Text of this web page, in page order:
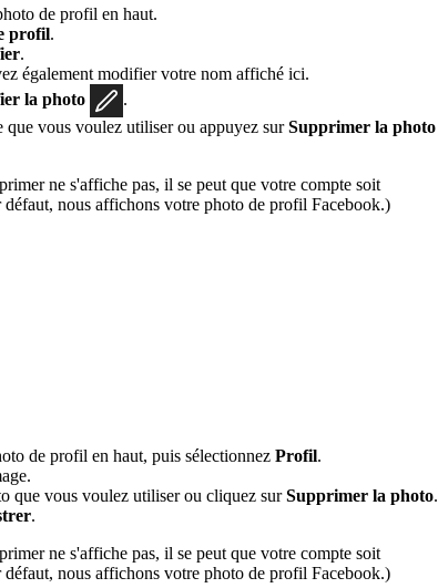
de profil en haut.
profil.
.
également modifier votre nom affiché ici.
la photo
.
que vous voulez utiliser ou appuyez surSupprimer la photo
ne s'affiche pas, il se peut que votre compte soit
défaut, nous affichons votre photo de profil Facebook.)
de profil en haut, puis sélectionnez Profil.
que vous voulez utiliser ou cliquez surSupprimer la photo.
.
ne s'affiche pas, il se peut que votre compte soit
défaut, nous affichons votre photo de profil Facebook.)